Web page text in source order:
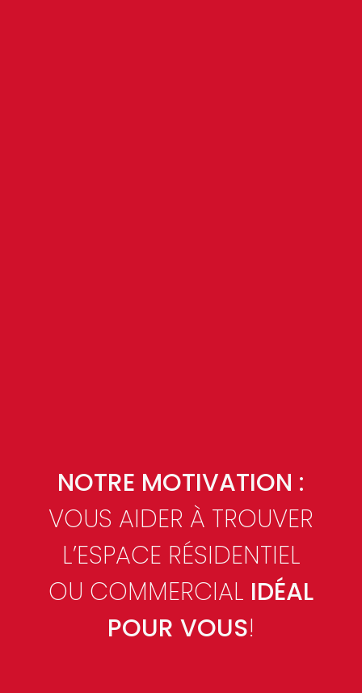
NOTRE MOTIVATION :
VOUS AIDER À TROUVER
L’ESPACE RÉSIDENTIEL
OU COMMERCIAL IDÉAL
POUR VOUS!